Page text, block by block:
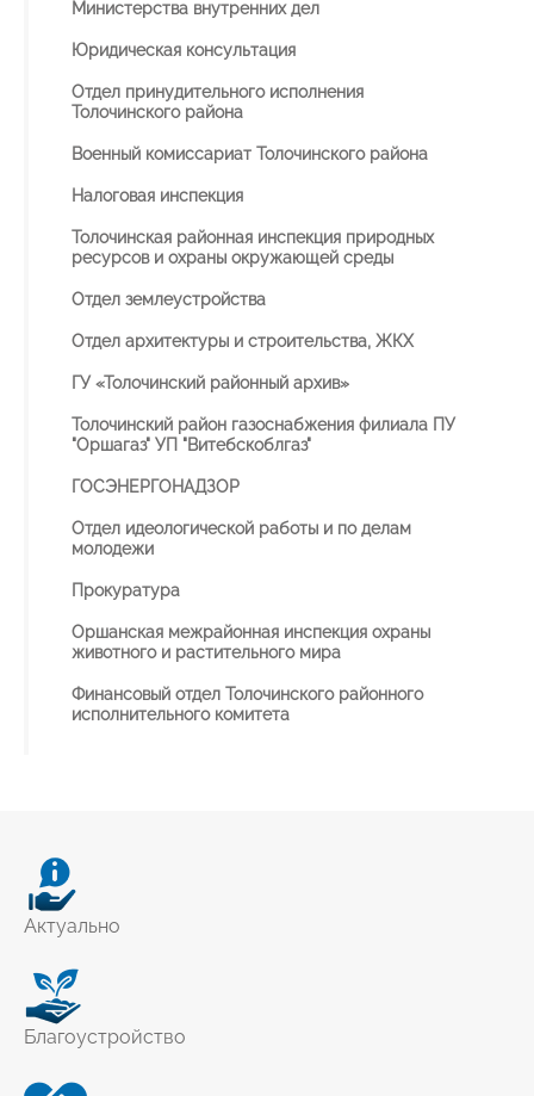
Министерства внутренних дел
Юридическая консультация
Отдел принудительного исполнения
Толочинского района
Военный комиссариат Толочинского района
Налоговая инспекция
Толочинская районная инспекция природных
ресурсов и охраны окружающей среды
Отдел землеустройства
Отдел архитектуры и строительства, ЖКХ
ГУ «Толочинский районный архив»
Толочинский район газоснабжения филиала ПУ
"Оршагаз" УП "Витебскоблгаз"
ГОСЭНЕРГОНАДЗОР
Отдел идеологической работы и по делам
молодежи
Прокуратура
Оршанская межрайонная инспекция охраны
животного и растительного мира
Финансовый отдел Толочинского районного
исполнительного комитета
Актуально
Благоустройство